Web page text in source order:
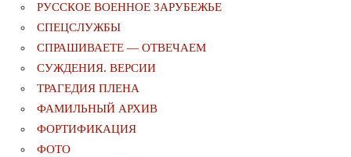
РУССКОЕ ВОЕННОЕ ЗАРУБЕЖЬЕ
СПЕЦСЛУЖБЫ
СПРАШИВАЕТЕ — ОТВЕЧАЕМ
СУЖДЕНИЯ. ВЕРСИИ
ТРАГЕДИЯ ПЛЕНА
ФАМИЛЬНЫЙ АРХИВ
ФОРТИФИКАЦИЯ
ФОТО